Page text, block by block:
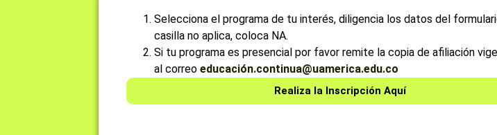
Selecciona el programa de tu interés, diligencia los datos del
casilla no aplica, coloca NA.
Si tu programa es presencial por favor remite la copia de afiliación
al correo educación.continua@uamerica.edu.co
Realiza la Inscripción Aquí